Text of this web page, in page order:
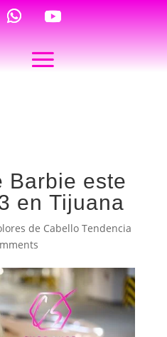
Barbie este
en Tijuana
de Cabello Tendencia